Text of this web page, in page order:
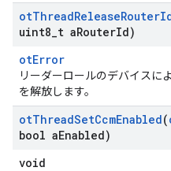
otThreadReleaseRouter
uint8 t aRouterId)
otError
リーダーロールのデバイスに
を解放します。
otThreadSetCcmEnabled(
bool aEnabled)
void